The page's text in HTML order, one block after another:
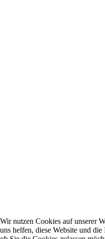
Wir nutzen Cookies auf unserer
uns helfen, diese Website und